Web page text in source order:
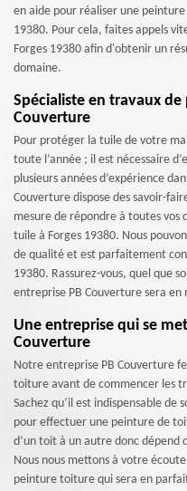
en aide pour réaliser une
19380. Pour cela, faites appels
Forges 19380 afin d'obtenir un
domaine.
Spécialiste en travaux
Couverture
Pour protéger la tuile de votre
toute l’année ; il est nécessaire
plusieurs années d’expérience
Couverture dispose des savoir-
mesure de répondre à toutes vos
tuile à Forges 19380. Nous
de qualité et est parfaitement
19380. Rassurez-vous, quel que
entreprise PB Couverture sera en
Une entreprise qui se
Couverture
Notre entreprise PB Couverture
toiture avant de commencer les
Sachez qu’il est indispensable de
pour effectuer une peinture de
d’un toit à un autre donc dépend
Nous nous mettons à votre
peinture toiture qui sera en